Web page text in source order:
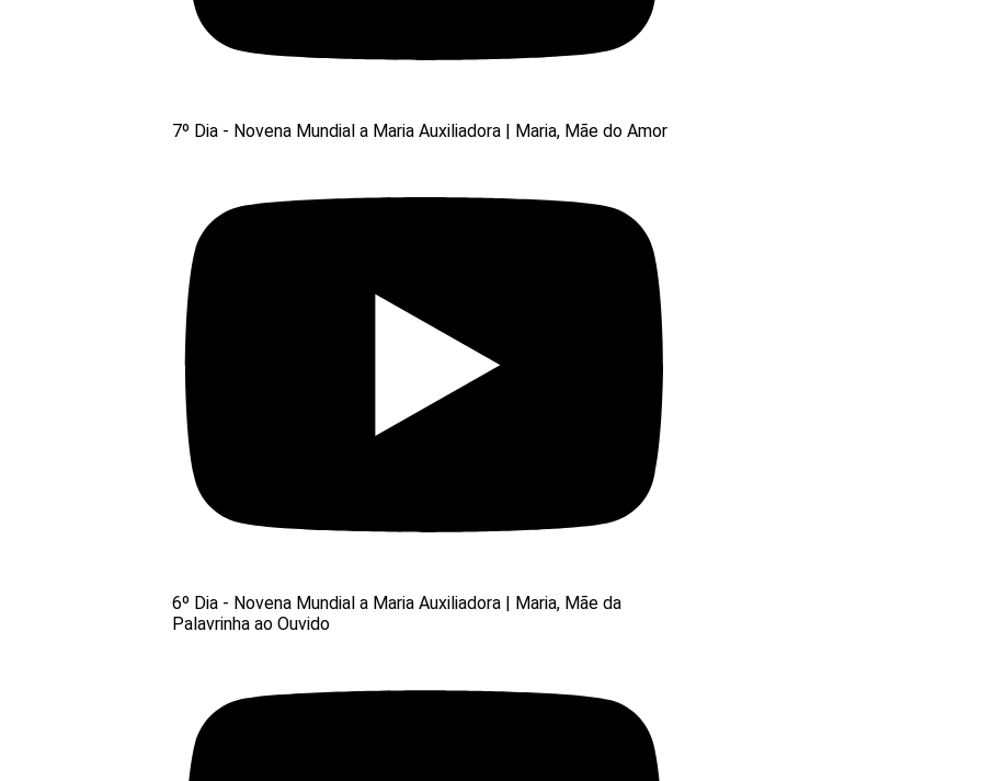
7º Dia - Novena Mundial a Maria Auxiliadora | Maria, Mãe do Amor
6º Dia - Novena Mundial a Maria Auxiliadora | Maria, Mãe da
Palavrinha ao Ouvido